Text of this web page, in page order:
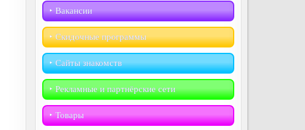
‣︎ Вакансии
‣︎ Скидочные программы
‣︎ Сайты знакомств
‣︎ Рекламные и партнёрские сети
‣︎ Товары